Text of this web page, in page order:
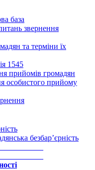
база
звернення
та терміни їх
1545
прийомів громадян
особистого прийому
безбар’єрність